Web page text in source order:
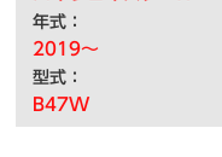
年式：
2019～
型式：
B47W